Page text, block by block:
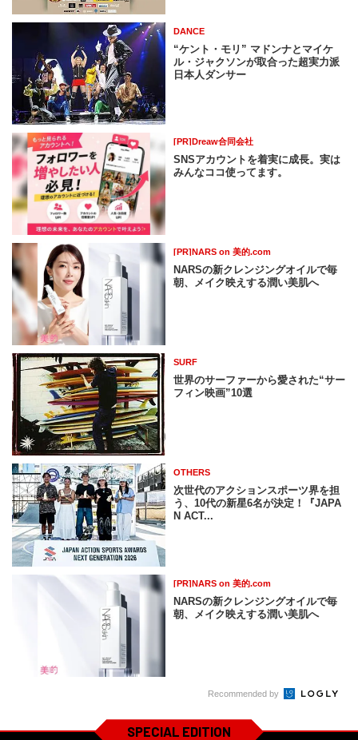
DANCE
“ケント・モリ” マドンナとマイケ
ル・ジャクソンが取合った超実力派
日本人ダンサー
[PR]Dreaw合同会社
SNSアカウントを着実に成長。実は
みんなココ使ってます。
[PR]NARS on 美的.com
NARSの新クレンジングオイルで毎
朝、メイク映えする潤い美肌へ
SURF
世界のサーファーから愛された“サー
フィン映画”10選
OTHERS
次世代のアクションスポーツ界を担
う、10代の新星6名が決定！『JAPA
N ACT...
[PR]NARS on 美的.com
NARSの新クレンジングオイルで毎
朝、メイク映えする潤い美肌へ
Recommended by
SPECIAL EDITION